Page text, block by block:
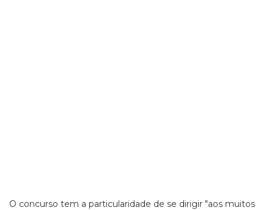
O concurso tem a particularidade de se dirigir "aos muitos